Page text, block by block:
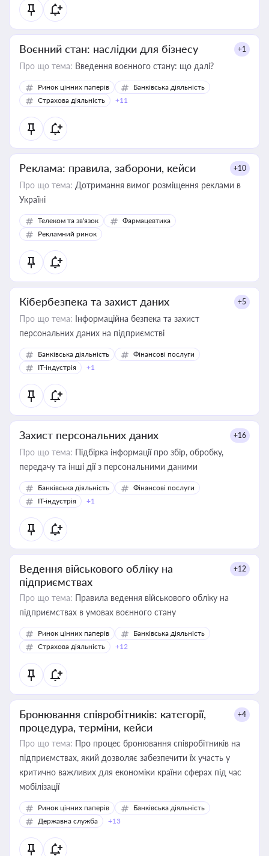
Воєнний стан: наслідки для бізнесу +1
Про що тема: Введення воєнного стану: що далі?
Ринок цінних паперів
Банківська діяльність
Страхова діяльність
+11
Реклама: правила, заборони, кейси +10
Про що тема: Дотримання вимог розміщення реклами в
Україні
Телеком та зв'язок
Фармацевтика
Рекламний ринок
Кібербезпека та захист даних +5
Про що тема: Інформаційна безпека та захист
персональних даних на підприємстві
Банківська діяльність
Фінансові послуги
IT-індустрія
+1
Захист персональних даних +16
Про що тема: Підбірка інформації про збір, обробку,
передачу та інші дії з персональними даними
Банківська діяльність
Фінансові послуги
IT-індустрія
+1
Ведення військового обліку на
підприємствах
+12
Про що тема: Правила ведення військового обліку на
підприємствах в умовах воєнного стану
Ринок цінних паперів
Банківська діяльність
Страхова діяльність
+12
Бронювання співробітників: категорії,
процедура, терміни, кейси
+4
Про що тема: Про процес бронювання співробітників на
підприємствах, який дозволяє забезпечити їх участь у
критично важливих для економіки країни сферах під час
мобілізації
Ринок цінних паперів
Банківська діяльність
Державна служба
+13